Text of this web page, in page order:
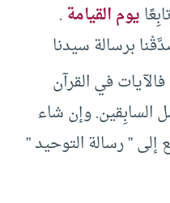
يوم القيامة.
برسالة سيدنا
في القرآن
السابِقين. وإن شاء
” رسالة التوحيد ”